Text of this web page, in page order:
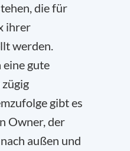
die für
ihrer
werden.
gute
gibt es
Owner, der
außen und